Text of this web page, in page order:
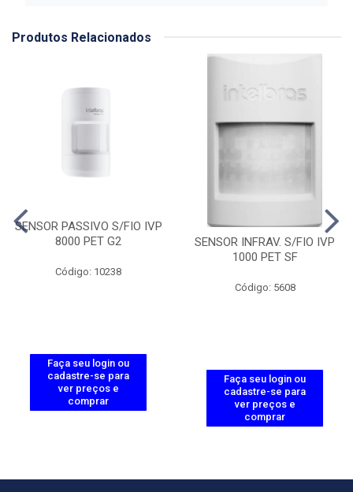
Produtos Relacionados
SENSOR PASSIVO S/FIO IVP
8000 PET G2
Código: 10238
Faça seu login ou
cadastre-se para
ver preços e
comprar
SENSOR INFRAV. S/FIO IVP
1000 PET SF
Código: 5608
Faça seu login ou
cadastre-se para
ver preços e
comprar